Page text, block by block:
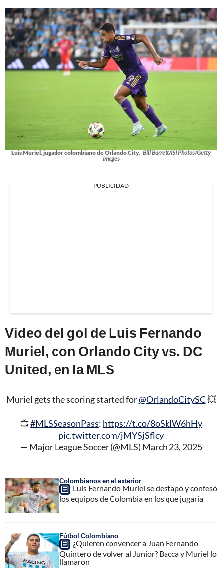
Luis Muriel, jugador colombiano de Orlando City. Bill Barrett/ISI Photos/Getty
Images
PUBLICIDAD
Video del gol de Luis Fernando
Muriel, con Orlando City vs. DC
United, en la MLS
Muriel gets the scoring started for@OrlandoCitySC💥
📺#MLSSeasonPass: https://t.co/8oSklW6hHy
pic.twitter.com/jMYSjSflcy
— Major League Soccer (@MLS) March 23, 2025
Colombianos en el exterior
Luis Fernando Muriel se destapó y confesó
los equipos de Colombia en los que jugaría
Fútbol Colombiano
¿Quieren convencer a Juan Fernando
Quintero de volver al Junior? Bacca y Muriel lo
llamaron